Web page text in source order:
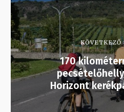
KÖVETKEZŐ
170
Horizont